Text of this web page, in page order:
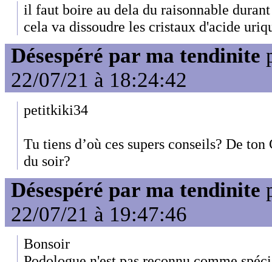
il faut boire au dela du raisonnable
cela va dissoudre les cristaux d'acide
Désespéré par ma tendinite
22/07/21 à 18:24:42
petitkiki34
Tu tiens d’où ces supers conseils? De
du soir?
Désespéré par ma tendinite
22/07/21 à 19:47:46
Bonsoir